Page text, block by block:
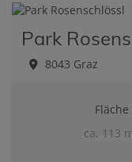
Park
8043 Graz
Fläche
ca. 113